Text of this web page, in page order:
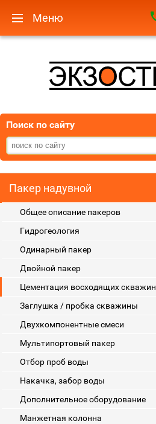
Меню
Поиск по сайту
Пакер надувной
Общее описание пакеров
Гидрогеология
Одинарный пакер
Двойной пакер
Цементация восходящих скважин
Заглушка / пробка скважины
Двухкомпонентные смеси
Мультипортовый пакер
Отбор проб воды
Накачка, забор воды
Дополнительное оборудование
Манжетная колонна